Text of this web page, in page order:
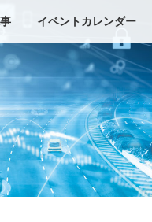
イベントカレンダー